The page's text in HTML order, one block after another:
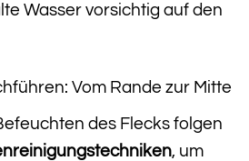
Wasser vorsichtig auf den
Vom Rande zur Mitte
des Flecks folgen
, um